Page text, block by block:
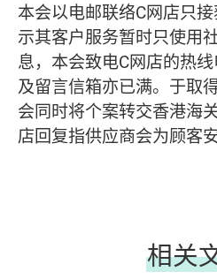
本会以电邮联络C网店只
示其客户服务暂时只使用
息，本会致电C网店的热
及留言信箱亦已满。于取
会同时将个案转交香港海
店回复指供应商会为顾客
相关